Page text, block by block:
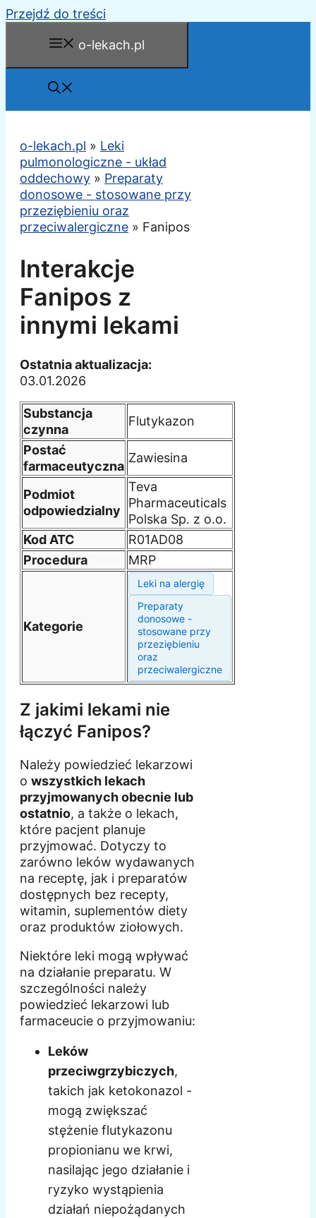
Przejdź do treści
o-lekach.pl
o-lekach.pl » Leki
pulmonologiczne - układ
oddechowy » Preparaty
donosowe - stosowane przy
przeziębieniu oraz
przeciwalergiczne » Fanipos
Interakcje
Fanipos z
innymi lekami
Ostatnia aktualizacja:
03.01.2026
Substancja
czynna
Flutykazon
Postać
farmaceutyczna
Zawiesina
Podmiot
odpowiedzialny
Teva
Pharmaceuticals
Polska Sp. z o.o.
Kod ATC
R01AD08
Procedura
MRP
Kategorie
Leki na alergię
Preparaty
donosowe -
stosowane przy
przeziębieniu
oraz
przeciwalergiczne
Z jakimi lekami nie
łączyć Fanipos?
Należy powiedzieć lekarzowi
o wszystkich lekach
przyjmowanych obecnie lub
ostatnio, a także o lekach,
które pacjent planuje
przyjmować. Dotyczy to
zarówno leków wydawanych
na receptę, jak i preparatów
dostępnych bez recepty,
witamin, suplementów diety
oraz produktów ziołowych.
Niektóre leki mogą wpływać
na działanie preparatu. W
szczególności należy
powiedzieć lekarzowi lub
farmaceucie o przyjmowaniu:
Leków
przeciwgrzybiczych,
takich jak ketokonazol -
mogą zwiększać
stężenie flutykazonu
propionianu we krwi,
nasilając jego działanie i
ryzyko wystąpienia
działań niepożądanych